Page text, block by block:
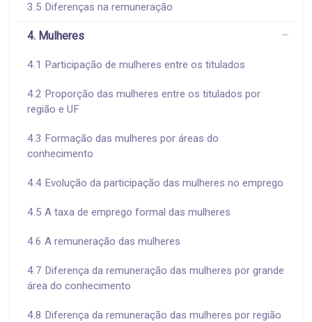
3.5 Diferenças na remuneração
4. Mulheres
4.1 Participação de mulheres entre os titulados
4.2 Proporção das mulheres entre os titulados por
região e UF
4.3 Formação das mulheres por áreas do
conhecimento
4.4 Evolução da participação das mulheres no emprego
4.5 A taxa de emprego formal das mulheres
4.6 A remuneração das mulheres
4.7 Diferença da remuneração das mulheres por grande
área do conhecimento
4.8 Diferença da remuneração das mulheres por região